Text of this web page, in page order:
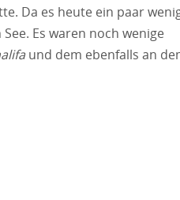
Da es heute ein paar
Es waren noch wenige
und dem ebenfalls an